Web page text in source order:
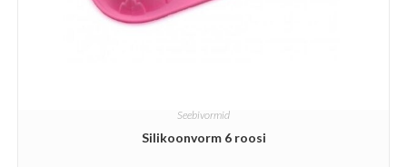
Seebivormid
Silikoonvorm 6 roosi